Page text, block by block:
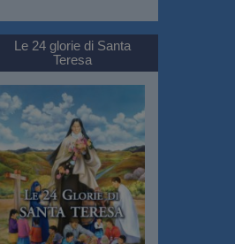
Le 24 glorie di Santa
Teresa